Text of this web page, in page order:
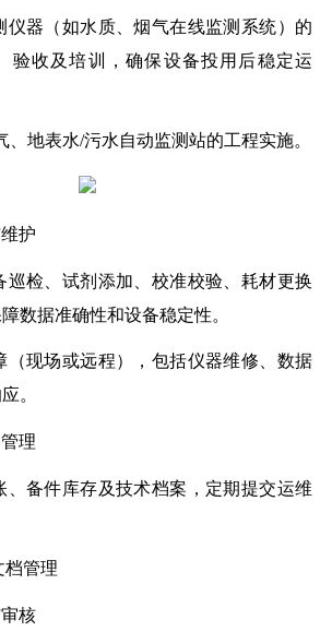
仪器（如水质、烟气在线监测系统）的
验收及培训，确保设备投用后稳定运
、地表水/污水自动监测站的工程实施。
护
巡检、试剂添加、校准校验、耗材更换
数据准确性和设备稳定性。
（现场或远程），包括仪器维修、数据
。
理
、备件库存及技术档案，定期提交运维
档管理
核